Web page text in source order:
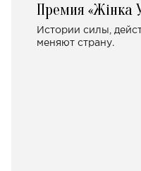
Премия «Жінка
Истории силы,
меняют страну.